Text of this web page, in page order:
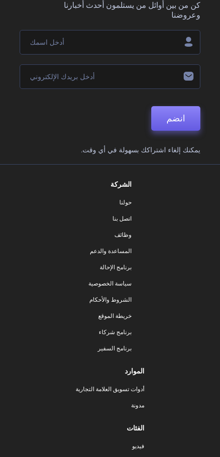
كن من بين أوائل من يستلمون أحدث أخبارنا
وعروضنا
انضم
يمكنك إلغاء اشتراكك بسهولة في أي وقت.
الشركة
حولنا
اتصل بنا
وظائف
المساعدة والدعم
برنامج الإحالة
سياسة الخصوصية
الشروط والأحكام
خريطة الموقع
برنامج شركاء
برنامج السفير
الموارد
أدوات تسويق العلامة التجارية
مدونة
الفئات
فيديو